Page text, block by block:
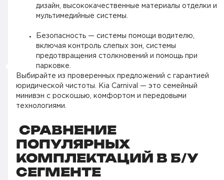
дизайн, высококачественные материалы отделки и
мультимедийные системы.
Безопасность — системы помощи водителю,
включая контроль слепых зон, системы
предотвращения столкновений и помощь при
парковке.
Выбирайте из проверенных предложений с гарантией
юридической чистоты. Kia Carnival — это семейный
минивэн с роскошью, комфортом и передовыми
технологиями.
СРАВНЕНИЕ
ПОПУЛЯРНЫХ
КОМПЛЕКТАЦИЙ В Б/У
СЕГМЕНТЕ